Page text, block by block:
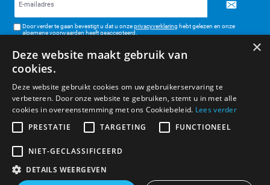
Door verder te gaan bevestigt u dat u onzeprivacyverklaring hebt gelezen en onze
algemene voorwaarden heeft geaccepteerd.
TELEFONISCH CONTACT:
ALGEMENE INFORMATIE
BETAAL- & VERZENDMETHODEN
×
Deze website maakt gebruik van
cookies.
Deze website gebruikt cookies om uw gebruikerservaring te
verbeteren. Door onze website te gebruiken, stemt u in met alle
cookies in overeenstemming met ons Cookiebeleid. Lees verder
PRESTATIE
TARGETING FUNCTIONEEL
NIET-GECLASSIFICEERD
DETAILS WEERGEVEN